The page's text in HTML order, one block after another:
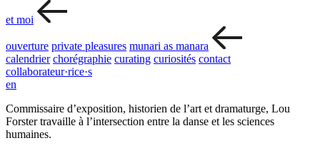
et moi
ouverture private pleasures munari as manara
calendrier chorégraphie curating curiosités contact
collaborateur·rice·s
en
Commissaire d’exposition, historien de l’art et dramaturge, Lou
Forster travaille à l’intersection entre la danse et les sciences
humaines.